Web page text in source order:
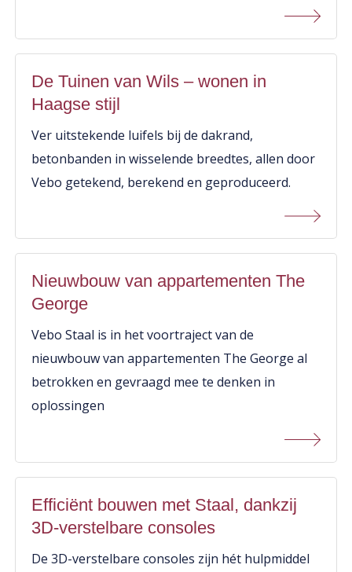
De Tuinen van Wils – wonen in
Haagse stijl
Ver uitstekende luifels bij de dakrand,
betonbanden in wisselende breedtes, allen door
Vebo getekend, berekend en geproduceerd.
Nieuwbouw van appartementen The
George
Vebo Staal is in het voortraject van de
nieuwbouw van appartementen The George al
betrokken en gevraagd mee te denken in
oplossingen
Efficiënt bouwen met Staal, dankzij
3D-verstelbare consoles
De 3D-verstelbare consoles zijn hét hulpmiddel